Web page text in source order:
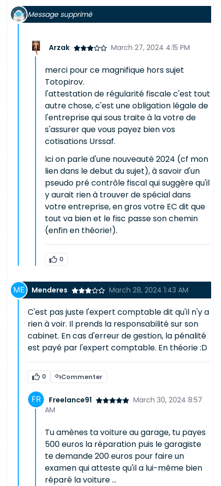
Message supprimé
Arzak March 27, 2024 4:15 PM
merci pour ce magnifique hors sujet
Totopirov.
l'attestation de régularité fiscale c'est tout
autre chose, c'est une obligation légale de
l'entreprise qui sous traite à la votre de
s'assurer que vous payez bien vos
cotisations Urssaf.
Ici on parle d'une nouveauté 2024 (cf mon
lien dans le debut du sujet), à savoir d'un
pseudo pré contrôle fiscal qui suggère qu'il
y aurait rien à trouver de spécial dans
votre entreprise, en gros votre EC dit que
tout va bien et le fisc passe son chemin
(enfin en théorie!).
0
Menderes March 28, 2024 1:43 AM
C'est pas juste l'expert comptable dit qu'il n'y a
rien à voir. Il prends la responsabilité sur son
cabinet. En cas d'erreur de gestion, la pénalité
est payé par l'expert comptable. En théorie :D
0 Commenter
Freelance91
March 30, 2024 8:57
AM
Tu amènes ta voiture au garage, tu payes
500 euros la réparation puis le garagiste
te demande 200 euros pour faire un
examen qui atteste qu'il a lui-même bien
réparé la voiture ...